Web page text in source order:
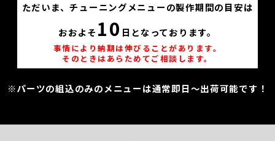
ただいま、チューニングメニューの製作期間の目安は
おおよそ 10 日となっております。
事情により納期は伸びることがあります。
そのときはあらためてご相談します。
※パーツの組込のみのメニューは通常即日～出荷可能です！